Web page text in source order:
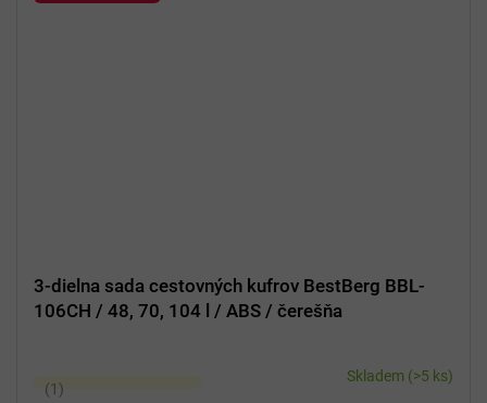
3-dielna sada cestovných kufrov BestBerg BBL-
106CH / 48, 70, 104 l / ABS / čerešňa
Priemerné
Skladem (>5 ks)